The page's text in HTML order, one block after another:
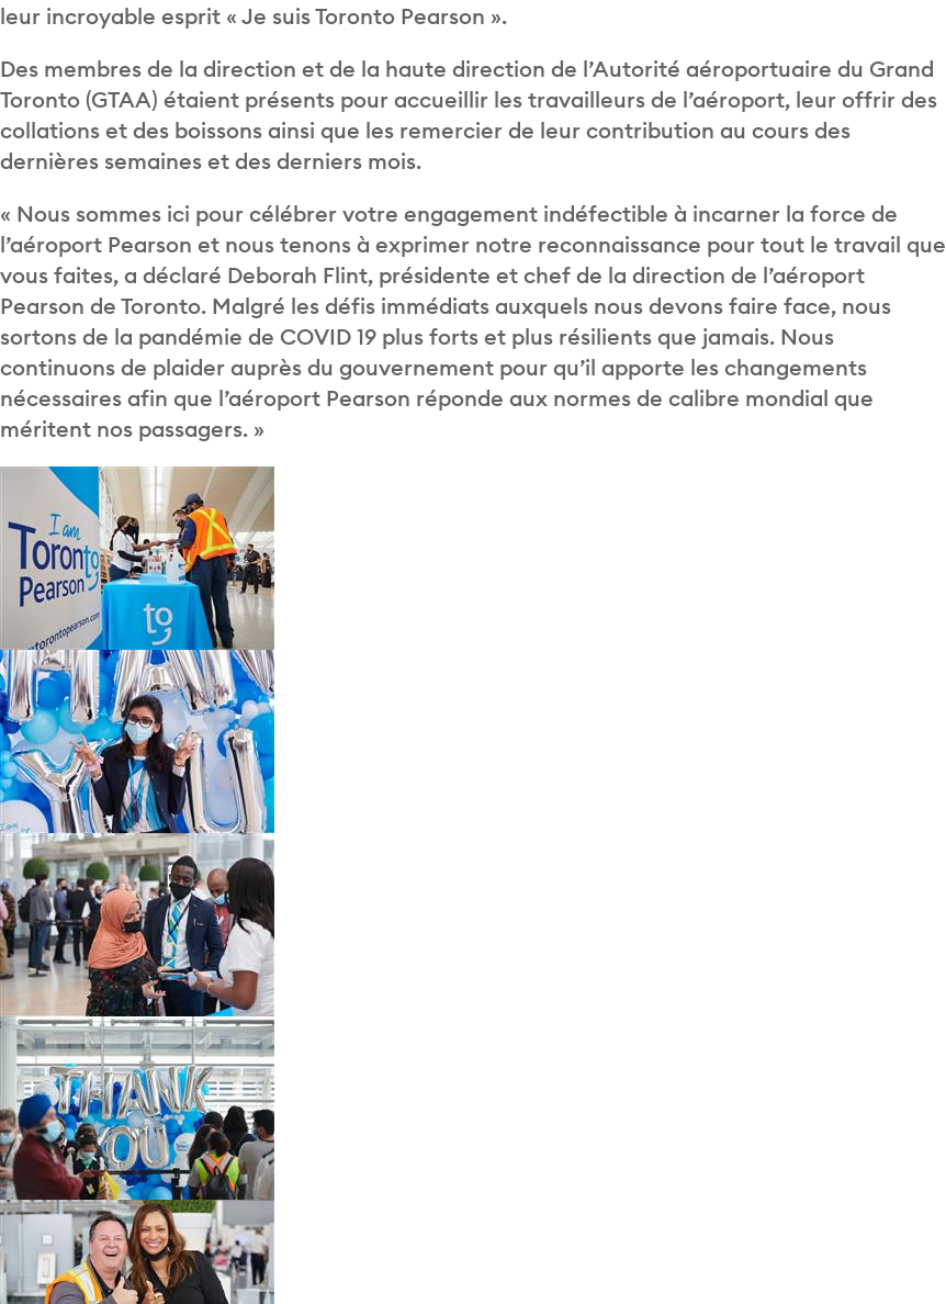
leur incroyable esprit « Je suis Toronto Pearson ».
Des membres de la direction et de la haute direction de l’Autorité aéroportuaire du Grand
Toronto (GTAA) étaient présents pour accueillir les travailleurs de l’aéroport, leur offrir des
collations et des boissons ainsi que les remercier de leur contribution au cours des
dernières semaines et des derniers mois.
« Nous sommes ici pour célébrer votre engagement indéfectible à incarner la force de
l’aéroport Pearson et nous tenons à exprimer notre reconnaissance pour tout le travail que
vous faites, a déclaré Deborah Flint, présidente et chef de la direction de l’aéroport
Pearson de Toronto. Malgré les défis immédiats auxquels nous devons faire face, nous
sortons de la pandémie de COVID 19 plus forts et plus résilients que jamais. Nous
continuons de plaider auprès du gouvernement pour qu’il apporte les changements
nécessaires afin que l’aéroport Pearson réponde aux normes de calibre mondial que
méritent nos passagers. »